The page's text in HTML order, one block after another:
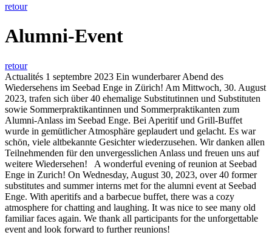
retour
Alumni-Event
retour
Actualités 1 septembre 2023 Ein wunderbarer Abend des
Wiedersehens im Seebad Enge in Zürich! Am Mittwoch, 30. August
2023, trafen sich über 40 ehemalige Substitutinnen und Substituten
sowie Sommerpraktikantinnen und Sommerpraktikanten zum
Alumni-Anlass im Seebad Enge. Bei Aperitif und Grill-Buffet
wurde in gemütlicher Atmosphäre geplaudert und gelacht. Es war
schön, viele altbekannte Gesichter wiederzusehen. Wir danken allen
Teilnehmenden für den unvergesslichen Anlass und freuen uns auf
weitere Wiedersehen! A wonderful evening of reunion at Seebad
Enge in Zurich! On Wednesday, August 30, 2023, over 40 former
substitutes and summer interns met for the alumni event at Seebad
Enge. With aperitifs and a barbecue buffet, there was a cozy
atmosphere for chatting and laughing. It was nice to see many old
familiar faces again. We thank all participants for the unforgettable
event and look forward to further reunions!